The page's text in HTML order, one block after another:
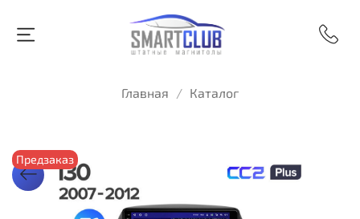
Главная Каталог
Предзаказ